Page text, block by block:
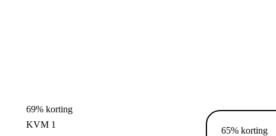
69% korting
KVM 1
65% korting